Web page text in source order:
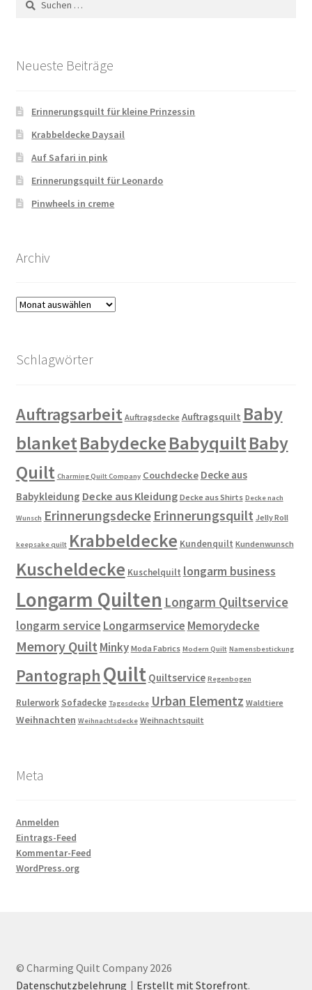
nach:
Neueste Beiträge
Erinnerungsquilt für kleine Prinzessin
Krabbeldecke Daysail
Auf Safari in pink
Erinnerungsquilt für Leonardo
Pinwheels in creme
Archiv
Archiv
Schlagwörter
Auftragsarbeit Auftragsdecke Auftragsquilt Baby
blanketBabydeckeBabyquiltBaby
Quilt Charming Quilt Company Couchdecke Decke aus
Babykleidung Decke aus Kleidung Decke aus Shirts Decke nach
Wunsch Erinnerungsdecke Erinnerungsquilt Jelly Roll
keepsake quilt Krabbeldecke Kundenquilt Kundenwunsch
Kuscheldecke Kuschelquilt longarm business
Longarm Quilten Longarm Quiltservice
longarm service Longarmservice Memorydecke
Memory Quilt Minky Moda Fabrics Modern Quilt Namensbestickung
Pantograph Quilt Quiltservice Regenbogen
Rulerwork Sofadecke Tagesdecke Urban Elementz Waldtiere
Weihnachten Weihnachtsdecke Weihnachtsquilt
Meta
Anmelden
Eintrags-Feed
Kommentar-Feed
WordPress.org
© Charming Quilt Company 2026
Datenschutzbelehrung
Erstellt mit Storefront.